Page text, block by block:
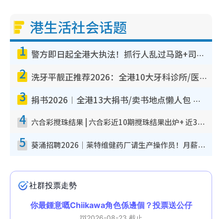
港生活社会话题
1 警方即日起全港大执法！抓行人乱过马路+司机不专注驾驶！乱过马路罚$2000
2 洗牙平靓正推荐2026：全港10大牙科诊所/医院懒人包，夜诊至8点/镇静洁牙/医疗券适用
3 捐书2026︱全港13大捐书/卖书地点懒人包 二手课本最高$150＋旧书换免费咖啡/戏票
4 六合彩搅珠结果 | 六合彩近10期搅珠结果出炉+ 近30期最旺热门中奖号码
5 葵涌招聘2026｜莱特维健药厂请生产操作员！月薪高达$1.7万 冷气厂房/五天工作/保障双粮